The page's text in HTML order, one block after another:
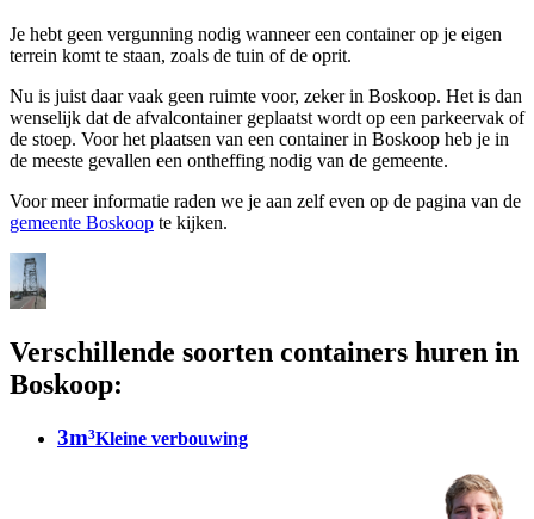
Je hebt geen vergunning nodig wanneer een container op je eigen
terrein komt te staan, zoals de tuin of de oprit.
Nu is juist daar vaak geen ruimte voor, zeker in Boskoop. Het is dan
wenselijk dat de afvalcontainer geplaatst wordt op een parkeervak of
de stoep. Voor het plaatsen van een container in Boskoop heb je in
de meeste gevallen een ontheffing nodig van de gemeente.
Voor meer informatie raden we je aan zelf even op de pagina van de
gemeente Boskoop te kijken.
Verschillende soorten containers huren in
Boskoop:
3m³Kleine verbouwing